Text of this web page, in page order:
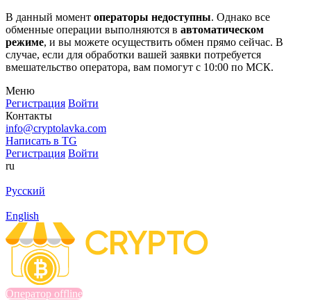
В данный момент операторы недоступны. Однако все
обменные операции выполняются в автоматическом
режиме, и вы можете осуществить обмен прямо сейчас. В
случае, если для обработки вашей заявки потребуется
вмешательство оператора, вам помогут с 10:00 по МСК.
Меню
Регистрация Войти
Контакты
info@cryptolavka.com
Написать в TG
Регистрация Войти
ru
Русский
English
Оператор offline